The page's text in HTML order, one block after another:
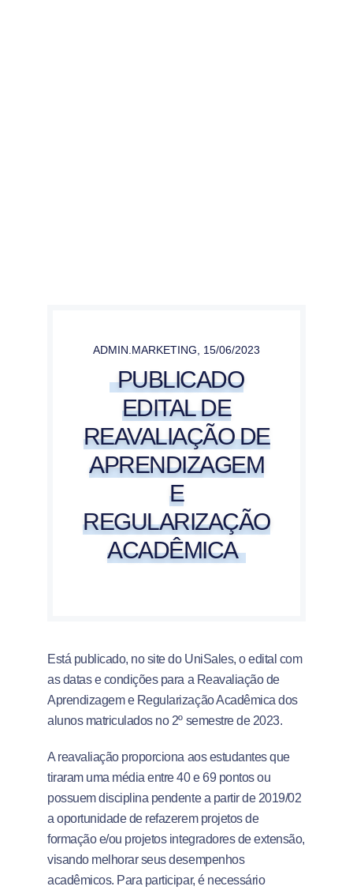
ADMIN.MARKETING 15/06/2023
PUBLICADO
EDITAL DE
REAVALIAÇÃO DE
APRENDIZAGEM
E
REGULARIZAÇÃO
ACADÊMICA
Está publicado, no site do UniSales, o edital com
as datas e condições para a Reavaliação de
Aprendizagem e Regularização Acadêmica dos
alunos matriculados no 2º semestre de 2023.
A reavaliação proporciona aos estudantes que
tiraram uma média entre 40 e 69 pontos ou
possuem disciplina pendente a partir de 2019/02
a oportunidade de refazerem projetos de
formação e/ou projetos integradores de extensão,
visando melhorar seus desempenhos
acadêmicos. Para participar, é necessário